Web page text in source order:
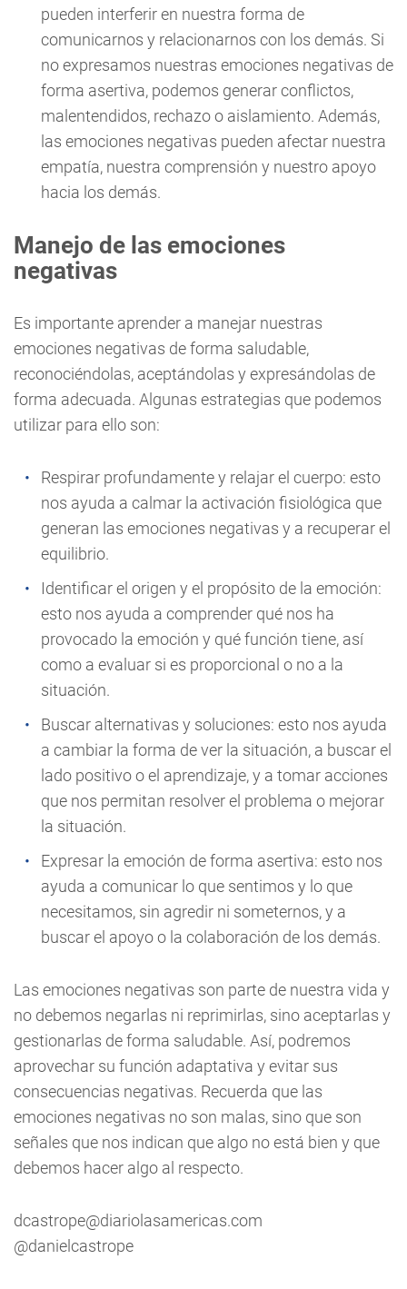
pueden interferir en nuestra forma de
comunicarnos y relacionarnos con los demás. Si
no expresamos nuestras emociones negativas de
forma asertiva, podemos generar conflictos,
malentendidos, rechazo o aislamiento. Además,
las emociones negativas pueden afectar nuestra
empatía, nuestra comprensión y nuestro apoyo
hacia los demás.
Manejo de las emociones
negativas
Es importante aprender a manejar nuestras
emociones negativas de forma saludable,
reconociéndolas, aceptándolas y expresándolas de
forma adecuada. Algunas estrategias que podemos
utilizar para ello son:
Respirar profundamente y relajar el cuerpo: esto
nos ayuda a calmar la activación fisiológica que
generan las emociones negativas y a recuperar el
equilibrio.
Identificar el origen y el propósito de la emoción:
esto nos ayuda a comprender qué nos ha
provocado la emoción y qué función tiene, así
como a evaluar si es proporcional o no a la
situación.
Buscar alternativas y soluciones: esto nos ayuda
a cambiar la forma de ver la situación, a buscar el
lado positivo o el aprendizaje, y a tomar acciones
que nos permitan resolver el problema o mejorar
la situación.
Expresar la emoción de forma asertiva: esto nos
ayuda a comunicar lo que sentimos y lo que
necesitamos, sin agredir ni someternos, y a
buscar el apoyo o la colaboración de los demás.
Las emociones negativas son parte de nuestra vida y
no debemos negarlas ni reprimirlas, sino aceptarlas y
gestionarlas de forma saludable. Así, podremos
aprovechar su función adaptativa y evitar sus
consecuencias negativas. Recuerda que las
emociones negativas no son malas, sino que son
señales que nos indican que algo no está bien y que
debemos hacer algo al respecto.
dcastrope@diariolasamericas.com
@danielcastrope